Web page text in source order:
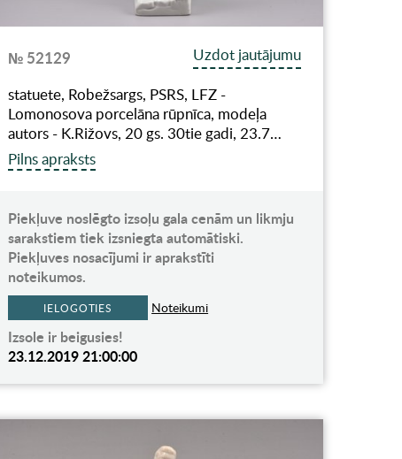
№ 52129
Uzdot jautājumu
statuete, Robežsargs, PSRS, LFZ -
Lomonosova porcelāna rūpnīca, modeļa
autors - K.Rižovs, 20 gs. 30tie gadi, 23.7…
Pilns apraksts
Piekļuve noslēgto izsoļu gala cenām un likmju
sarakstiem tiek izsniegta automātiski.
Piekļuves nosacījumi ir aprakstīti
noteikumos.
IELOGOTIES Noteikumi
Izsole ir beigusies!
23.12.2019 21:00:00